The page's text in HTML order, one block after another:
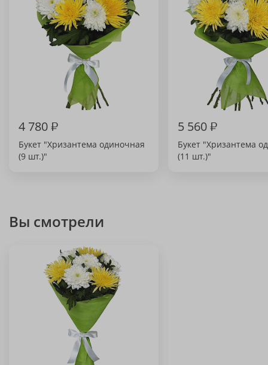
4 780₽
Букет "Хризантема одиночная
(9 шт.)"
5 560₽
Букет "Хризантема
(11 шт.)"
Вы смотрели